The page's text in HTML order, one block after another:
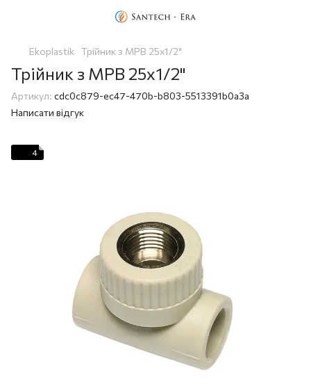
Ekoplastik Трійник з МРВ 25х1/2"
Трійник з МРВ 25х1/2"
Артикул: cdc0c879-ec47-470b-b803-5513391b0a3a
Написати відгук
4